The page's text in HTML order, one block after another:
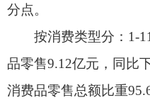
元，增长17.92%。一般公共
增长7.72%。其中，一般公
育支出1.44亿元，卫生健康